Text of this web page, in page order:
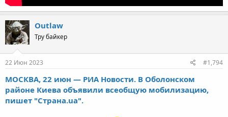
Outlaw
Тру байкер
22 Июн 2023 #1,794
МОСКВА, 22 июн — РИА Новости. В Оболонском
районе Киева объявили всеобщую мобилизацию,
пишет "Страна.ua".